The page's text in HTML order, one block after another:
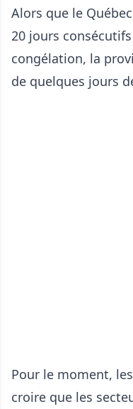
Alors que le
20 jours
congélation, la
de quelques jours
Pour le moment,
croire que les